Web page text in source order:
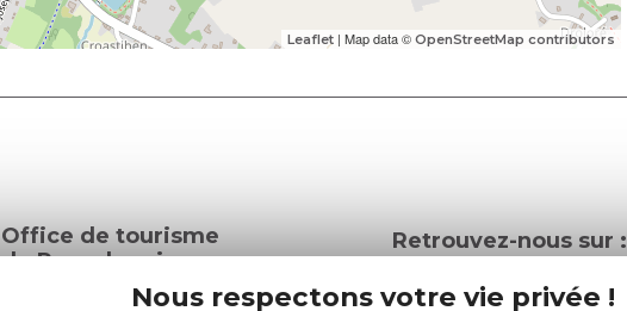
Nous respectons votre vie privée !
Leaflet | Map data © OpenStreetMap contributors
Office de tourisme
du Pays du roi
Retrouvez-nous sur :